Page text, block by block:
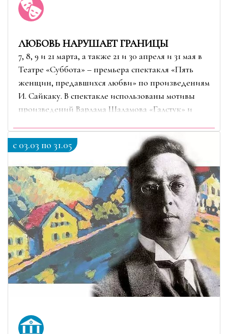
ЛЮБОВЬ НАРУШАЕТ ГРАНИЦЫ
7, 8, 9 и 21 марта, а также 21 и 30 апреля и 31 мая в
Театре «Суббота» – премьера спектакля «Пять
женщин, предавшихся любви» по произведениям
И. Сайкаку. В спектакле использованы мотивы
произведений Варлама Шаламова «Галстук» и
c 03.03 по 31.05